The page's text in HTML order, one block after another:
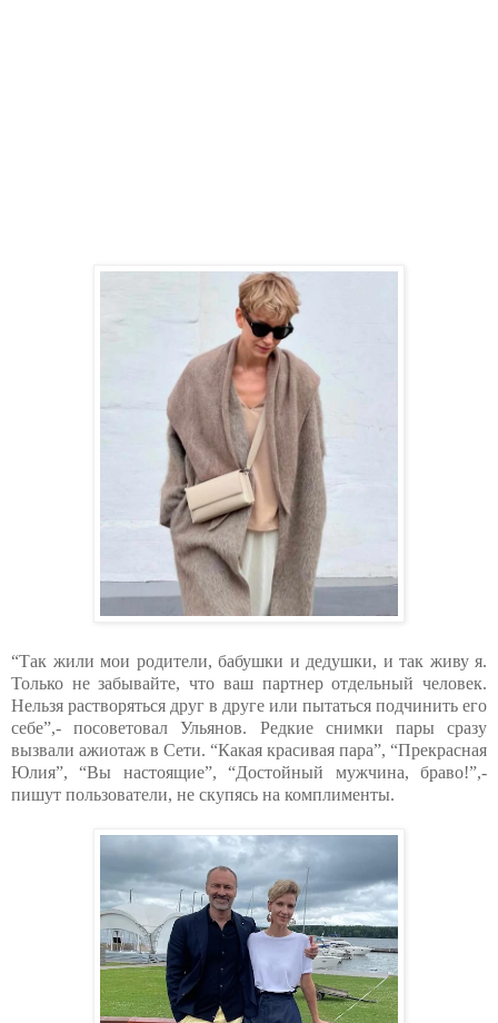
“Так жили мои родители, бабушки и дедушки, и так живу я.
Только не забывайте, что ваш партнер отдельный человек.
Нельзя растворяться друг в друге или пытаться подчинить его
себе”,- посоветовал Ульянов. Редкие снимки пары сразу
вызвали ажиотаж в Сети. “Какая красивая пара”, “Прекрасная
Юлия”, “Вы настоящие”, “Достойный мужчина, браво!”,-
пишут пользователи, не скупясь на комплименты.